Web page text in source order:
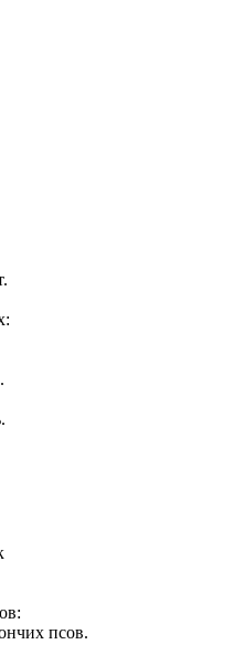
псов.